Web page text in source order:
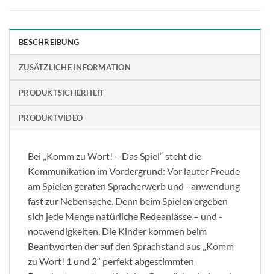
BESCHREIBUNG
ZUSÄTZLICHE INFORMATION
PRODUKTSICHERHEIT
PRODUKTVIDEO
Bei „Komm zu Wort! – Das Spiel“ steht die
Kommunikation im Vordergrund: Vor lauter Freude
am Spielen geraten Spracherwerb und –anwendung
fast zur Nebensache. Denn beim Spielen ergeben
sich jede Menge natürliche Redeanlässe – und -
notwendigkeiten. Die Kinder kommen beim
Beantworten der auf den Sprachstand aus „Komm
zu Wort! 1 und 2″ perfekt abgestimmten